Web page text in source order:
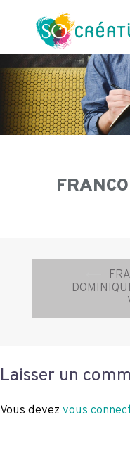
contenu
Navigation
d’article
Laisser un
Vous devez vous